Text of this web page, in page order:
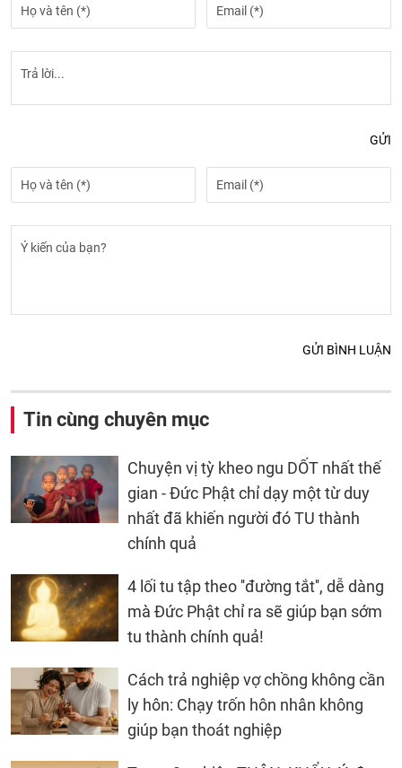
GỬI
GỬI BÌNH LUẬN
Tin cùng chuyên mục
Chuyện vị tỳ kheo ngu DỐT nhất thế
gian - Đức Phật chỉ dạy một từ duy
nhất đã khiến người đó TU thành
chính quả
4 lối tu tập theo ''đường tắt'', dễ dàng
mà Đức Phật chỉ ra sẽ giúp bạn sớm
tu thành chính quả!
Cách trả nghiệp vợ chồng không cần
ly hôn: Chạy trốn hôn nhân không
giúp bạn thoát nghiệp